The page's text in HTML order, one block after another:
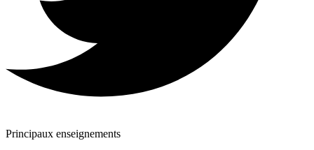
Principaux enseignements